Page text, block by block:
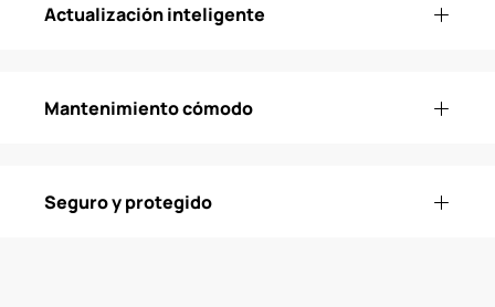
Actualización inteligente
Mantenimiento cómodo
Seguro y protegido